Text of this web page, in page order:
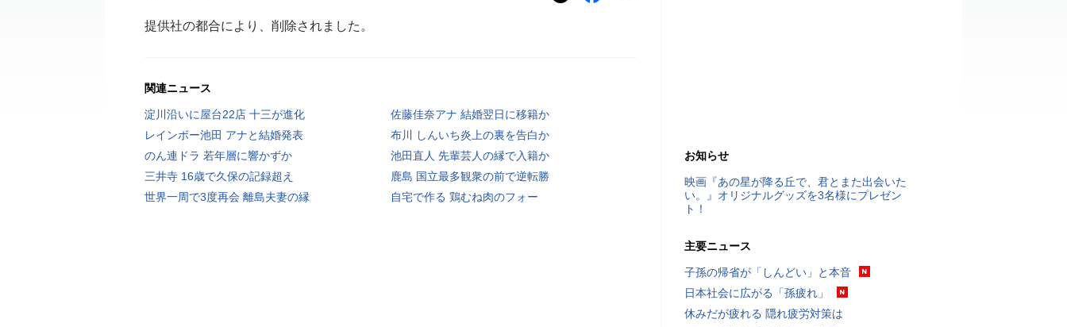
提供社の都合により、削除されました。
関連ニュース
淀川沿いに屋台22店 十三が進化
佐藤佳奈アナ 結婚翌日に移籍か
レインボー池田 アナと結婚発表
布川 しんいち炎上の裏を告白か
のん連ドラ 若年層に響かずか
池田直人 先輩芸人の縁で入籍か
三井寺 16歳で久保の記録超え
鹿島 国立最多観衆の前で逆転勝
世界一周で3度再会 離島夫妻の縁
自宅で作る 鶏むね肉のフォー
お知らせ
映画『あの星が降る丘で、君とまた出会いた
い。』オリジナルグッズを3名様にプレゼン
ト！
主要ニュース
子孫の帰省が「しんどい」と本音
日本社会に広がる「孫疲れ」
休みだが疲れる 隠れ疲労対策は